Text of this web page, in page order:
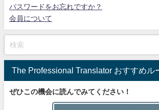
パスワードをお忘れですか？
会員について
The Professional Translator おすすめル
ぜひこの機会に読んでみてください！